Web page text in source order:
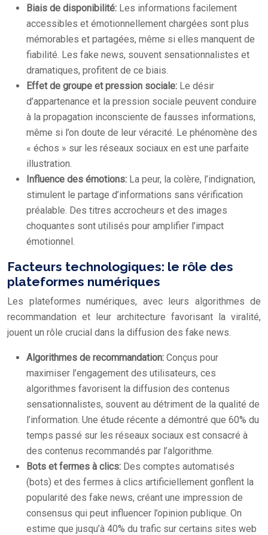
Biais de disponibilité: Les informations facilement
accessibles et émotionnellement chargées sont plus
mémorables et partagées, même si elles manquent de
fiabilité. Les fake news, souvent sensationnalistes et
dramatiques, profitent de ce biais.
Effet de groupe et pression sociale: Le désir
d’appartenance et la pression sociale peuvent conduire
à la propagation inconsciente de fausses informations,
même si l’on doute de leur véracité. Le phénomène des
« échos » sur les réseaux sociaux en est une parfaite
illustration.
Influence des émotions: La peur, la colère, l’indignation,
stimulent le partage d’informations sans vérification
préalable. Des titres accrocheurs et des images
choquantes sont utilisés pour amplifier l’impact
émotionnel.
Facteurs technologiques: le rôle des
plateformes numériques
Les plateformes numériques, avec leurs algorithmes de
recommandation et leur architecture favorisant la viralité,
jouent un rôle crucial dans la diffusion des fake news.
Algorithmes de recommandation: Conçus pour
maximiser l’engagement des utilisateurs, ces
algorithmes favorisent la diffusion des contenus
sensationnalistes, souvent au détriment de la qualité de
l’information. Une étude récente a démontré que 60% du
temps passé sur les réseaux sociaux est consacré à
des contenus recommandés par l’algorithme.
Bots et fermes à clics: Des comptes automatisés
(bots) et des fermes à clics artificiellement gonflent la
popularité des fake news, créant une impression de
consensus qui peut influencer l’opinion publique. On
estime que jusqu’à 40% du trafic sur certains sites web